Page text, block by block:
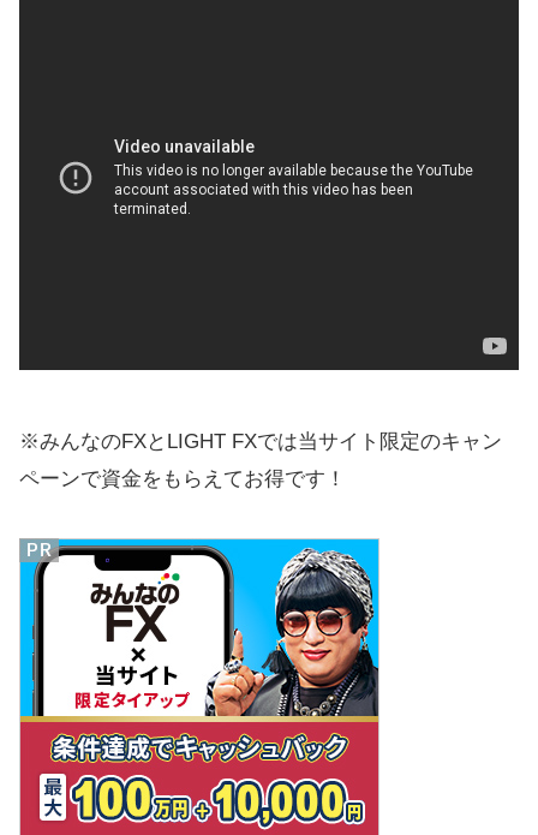
※みんなのFXとLIGHT FXでは当サイト限定のキャン
ペーンで資金をもらえてお得です！